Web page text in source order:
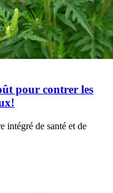
pour contrer les
intégré de santé et de